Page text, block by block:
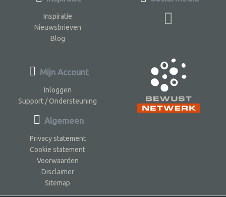
Inspiratie
Nieuwsbrieven
Blog
Mijn Account
Inloggen
Support / Ondersteuning
Algemeen
Privacy statement
Cookie statement
Voorwaarden
Disclaimer
Sitemap